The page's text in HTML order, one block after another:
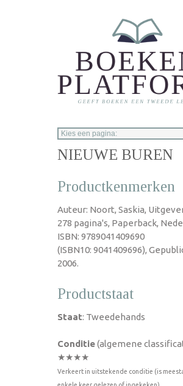
NIEUWE BUREN
Productkenmerken
Auteur: Noort, Saskia,
278 pagina's, Paperback,
ISBN: 9789041409690
(ISBN10: 9041409696),
2006.
Productstaat
Staat: Tweedehands
Conditie(algemene
★★★★
Verkeert in uitstekende conditie (is